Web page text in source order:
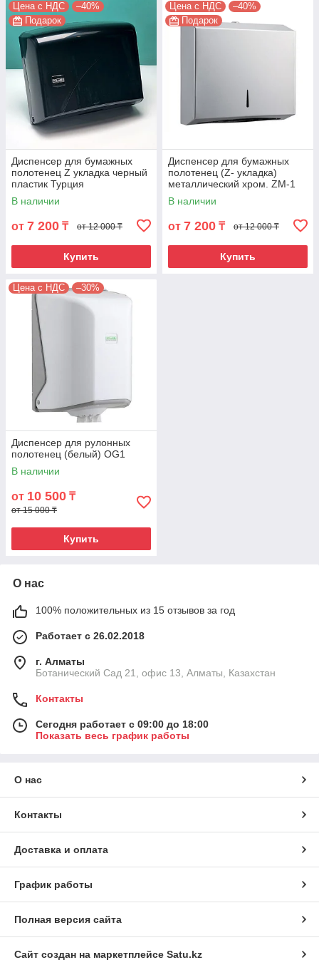
Цена с НДС
–40%
Подарок
Диспенсер для бумажных
полотенец Z укладка черный
пластик Турция
В наличии
от 7 200 ₸ от 12 000 ₸
Купить
Цена с НДС
–40%
Подарок
Диспенсер для бумажных
полотенец (Z- укладка)
металлический хром. ZM-1
В наличии
от 7 200 ₸ от 12 000 ₸
Купить
Цена с НДС –30%
Диспенсер для рулонных
полотенец (белый) OG1
В наличии
от 10 500 ₸
от 15 000 ₸
Купить
О нас
100% положительных из 15 отзывов за год
Работает с 26.02.2018
г. Алматы
Ботанический Сад 21, офис 13, Алматы, Казахстан
Контакты
Сегодня работает с 09:00 до 18:00
Показать весь график работы
О нас
Контакты
Доставка и оплата
График работы
Полная версия сайта
Сайт создан на маркетплейсе Satu.kz